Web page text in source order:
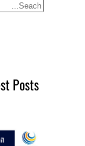
S
Posts